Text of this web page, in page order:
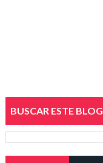
BUSCAR ESTE BLOG